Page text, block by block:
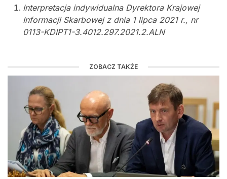
Interpretacja indywidualna Dyrektora Krajowej
Informacji Skarbowej z dnia 1 lipca 2021 r., nr
0113-KDIPT1-3.4012.297.2021.2.ALN
ZOBACZ TAKŻE